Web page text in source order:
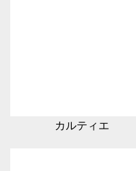
カルティエ